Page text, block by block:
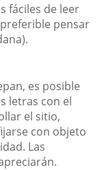
fáciles de leer
pensar
es posible
letras con el
el sitio,
con objeto
Las